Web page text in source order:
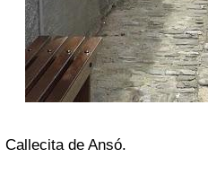
Callecita de Ansó.